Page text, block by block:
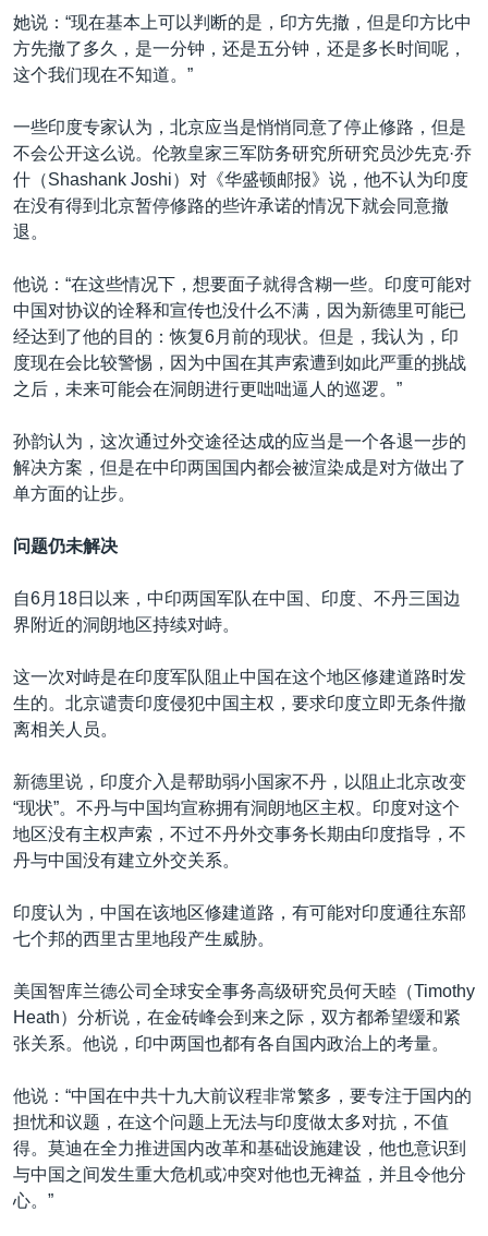
她说：“现在基本上可以判断的是，印方先撤，但是印方比中
方先撤了多久，是一分钟，还是五分钟，还是多长时间呢，
这个我们现在不知道。”
一些印度专家认为，北京应当是悄悄同意了停止修路，但是
不会公开这么说。伦敦皇家三军防务研究所研究员沙先克·乔
什（Shashank Joshi）对《华盛顿邮报》说，他不认为印度
在没有得到北京暂停修路的些许承诺的情况下就会同意撤
退。
他说：“在这些情况下，想要面子就得含糊一些。印度可能对
中国对协议的诠释和宣传也没什么不满，因为新德里可能已
经达到了他的目的：恢复6月前的现状。但是，我认为，印
度现在会比较警惕，因为中国在其声索遭到如此严重的挑战
之后，未来可能会在洞朗进行更咄咄逼人的巡逻。”
孙韵认为，这次通过外交途径达成的应当是一个各退一步的
解决方案，但是在中印两国国内都会被渲染成是对方做出了
单方面的让步。
问题仍未解决
自6月18日以来，中印两国军队在中国、印度、不丹三国边
界附近的洞朗地区持续对峙。
这一次对峙是在印度军队阻止中国在这个地区修建道路时发
生的。北京谴责印度侵犯中国主权，要求印度立即无条件撤
离相关人员。
新德里说，印度介入是帮助弱小国家不丹，以阻止北京改变
“现状”。不丹与中国均宣称拥有洞朗地区主权。印度对这个
地区没有主权声索，不过不丹外交事务长期由印度指导，不
丹与中国没有建立外交关系。
印度认为，中国在该地区修建道路，有可能对印度通往东部
七个邦的西里古里地段产生威胁。
美国智库兰德公司全球安全事务高级研究员何天睦（Timothy
Heath）分析说，在金砖峰会到来之际，双方都希望缓和紧
张关系。他说，印中两国也都有各自国内政治上的考量。
他说：“中国在中共十九大前议程非常繁多，要专注于国内的
担忧和议题，在这个问题上无法与印度做太多对抗，不值
得。莫迪在全力推进国内改革和基础设施建设，他也意识到
与中国之间发生重大危机或冲突对他也无裨益，并且令他分
心。”